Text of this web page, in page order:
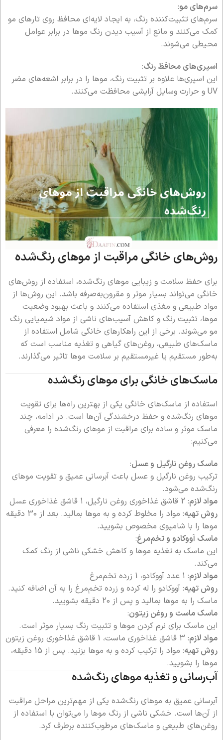
سرم‌های مو:
سرم‌های تثبیت‌کننده رنگ، به ایجاد لایه‌ای محافظ روی تارهای مو
کمک می‌کنند و مانع از آسیب دیدن رنگ موها در برابر عوامل
محیطی می‌شوند.
اسپری‌های محافظ رنگ:
این اسپری‌ها علاوه بر تثبیت رنگ، موها را در برابر اشعه‌های مضر
UV و حرارت وسایل آرایشی محافظت می‌کنند.
روش‌های خانگی مراقبت از موهای رنگ‌شده
برای حفظ سلامت و زیبایی موهای رنگ‌شده، استفاده از روش‌های
خانگی می‌تواند بسیار موثر و مقرون‌به‌صرفه باشد. این روش‌ها از
مواد طبیعی و مغذی استفاده می‌کنند و باعث بهبود وضعیت
موها، تثبیت رنگ و کاهش آسیب‌های ناشی از مواد شیمیایی رنگ
مو می‌شوند. برخی از این راهکارهای خانگی شامل استفاده از
ماسک‌های طبیعی، روغن‌های گیاهی و تغذیه مناسب است که
به‌طور مستقیم یا غیرمستقیم بر سلامت موها تاثیر می‌گذارند.
ماسک‌های خانگی برای موهای رنگ‌شده
استفاده از ماسک‌های خانگی یکی از بهترین راه‌ها برای تقویت
موهای رنگ‌شده و حفظ درخشندگی آن‌ها است. در ادامه، چند
ماسک موثر و ساده برای مراقبت از موهای رنگ‌شده را معرفی
می‌کنیم:
ماسک روغن نارگیل و عسل:
ترکیب روغن نارگیل و عسل باعث آبرسانی عمیق و تقویت موهای
رنگ‌شده می‌شود.
مواد لازم: 2 قاشق غذاخوری روغن نارگیل، 1 قاشق غذاخوری عسل
روش تهیه
: مواد را مخلوط کرده و به موها بمالید. بعد از 30 دقیقه
موها را با شامپوی مخصوص بشویید.
ماسک آووکادو و تخم‌مرغ:
این ماسک به تغذیه موها و کاهش خشکی ناشی از رنگ کمک
می‌کند.
مواد لازم: 1 عدد آووکادو، 1 زرده تخم‌مرغ
روش تهیه: آووکادو را له کرده و زرده تخم‌مرغ را به آن اضافه کنید.
ماسک را به موها بمالید و پس از 20 دقیقه بشویید.
ماسک ماست و روغن زیتون:
این ماسک برای نرم کردن موها و تثبیت رنگ بسیار موثر است.
مواد لازم: 3 قاشق غذاخوری ماست، 1 قاشق غذاخوری روغن زیتون
روش تهیه
: مواد را ترکیب کرده و به موها بزنید. پس از 15 دقیقه،
موها را بشویید.
آب‌رسانی و تغذیه موهای رنگ‌شده
آبرسانی عمیق به موهای رنگ‌شده یکی از مهم‌ترین مراحل مراقبت
از آن‌ها است. خشکی ناشی از رنگ موها را می‌توان با استفاده از
روغن‌های طبیعی و ماسک‌های مرطوب‌کننده برطرف کرد.